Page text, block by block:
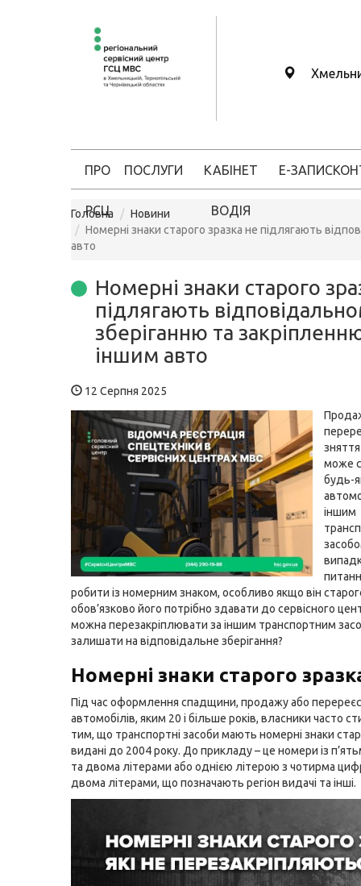
ПРО
РСЦ
ПОСЛУГИ КАБІНЕТ
ВОДІЯ
Е-ЗАПИС
Головна
Новини
Номерні знаки старого зразка не підлягають
авто
Номерні знаки старого
підлягають
зберіганню та
іншим авто
12 Серпня 2025
може
будь-
іншим
робити із номерним знаком, особливо якщо він
обов’язково його потрібно здавати до сервісного
можна перезакріплювати за іншим транспортним
залишати на відповідальне зберігання?
Номерні знаки старого
Під час оформлення спадщини, продажу або
автомобілів, яким 20 і більше років, власники часто
тим, що транспортні засоби мають номерні знаки
видані до 2004 року. До прикладу – це номери із
та двома літерами або однією літерою з чотирма
двома літерами, що позначають регіон видачі та інші.